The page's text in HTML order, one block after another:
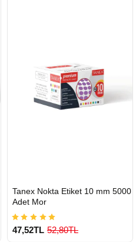
GÖNDERİ
Tanex Nokta Etiket 10 mm 5000
Adet Mor
47,52TL 52,80TL